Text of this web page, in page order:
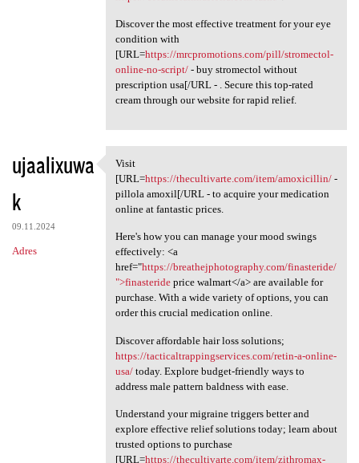
Discover the most effective treatment for your eye
condition with
[URL=https://mrcpromotions.com/pill/stromectol-
online-no-script/- buy stromectol without
prescription usa[/URL - . Secure this top-rated
cream through our website for rapid relief.
ujaalixuwa
k
09.11.2024
Adres
Visit [URL=https:/
Visit
[URL=https://thecultivarte.com/item/amoxicillin/-
pillola amoxil[/URL - to acquire your medication
online at fantastic prices.
Here's how you can manage your mood swings
effectively: <a
href="https://breathejphotography.com/finasteride/
">finasterideprice walmart</a> are available for
purchase. With a wide variety of options, you can
order this crucial medication online.
Discover affordable hair loss solutions;
https://tacticaltrappingservices.com/retin-a-online-
usa/today. Explore budget-friendly ways to
address male pattern baldness with ease.
Understand your migraine triggers better and
explore effective relief solutions today; learn about
trusted options to purchase
[URL=https://thecultivarte.com/item/zithromax-